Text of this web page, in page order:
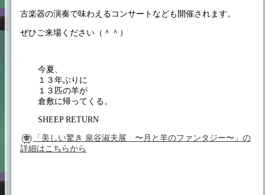
古楽器の演奏で味わえるコンサートなども開催されます。
ぜひご来場ください（＾＾）
今夏、
１３年ぶりに
１３匹の羊が
倉敷に帰ってくる。
SHEEP RETURN
「美しい驚き 泉谷淑夫展 〜月と羊のファンタジー〜」の
詳細はこちらから